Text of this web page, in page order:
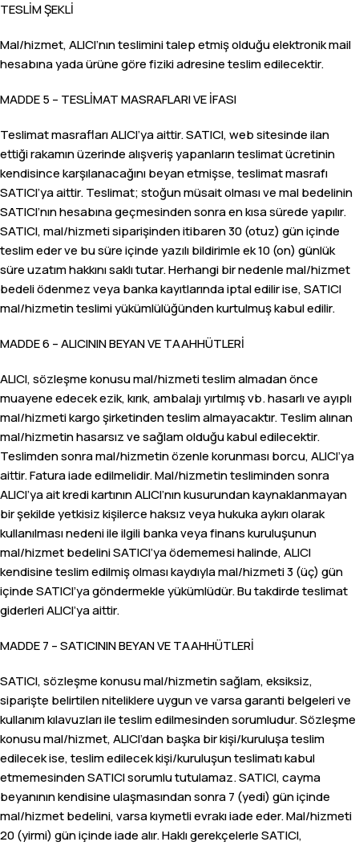
TESLİM ŞEKLİ
Mal/hizmet, ALICI’nın teslimini talep etmiş olduğu elektronik mail
hesabına yada ürüne göre fiziki adresine teslim edilecektir.
MADDE 5 – TESLİMAT MASRAFLARI VE İFASI
Teslimat masrafları ALICI’ya aittir. SATICI, web sitesinde ilan
ettiği rakamın üzerinde alışveriş yapanların teslimat ücretinin
kendisince karşılanacağını beyan etmişse, teslimat masrafı
SATICI’ya aittir. Teslimat; stoğun müsait olması ve mal bedelinin
SATICI’nın hesabına geçmesinden sonra en kısa sürede yapılır.
SATICI, mal/hizmeti siparişinden itibaren 30 (otuz) gün içinde
teslim eder ve bu süre içinde yazılı bildirimle ek 10 (on) günlük
süre uzatım hakkını saklı tutar. Herhangi bir nedenle mal/hizmet
bedeli ödenmez veya banka kayıtlarında iptal edilir ise, SATICI
mal/hizmetin teslimi yükümlülüğünden kurtulmuş kabul edilir.
MADDE 6 – ALICININ BEYAN VE TAAHHÜTLERİ
ALICI, sözleşme konusu mal/hizmeti teslim almadan önce
muayene edecek ezik, kırık, ambalajı yırtılmış vb. hasarlı ve ayıplı
mal/hizmeti kargo şirketinden teslim almayacaktır. Teslim alınan
mal/hizmetin hasarsız ve sağlam olduğu kabul edilecektir.
Teslimden sonra mal/hizmetin özenle korunması borcu, ALICI’ya
aittir. Fatura iade edilmelidir. Mal/hizmetin tesliminden sonra
ALICI’ya ait kredi kartının ALICI’nın kusurundan kaynaklanmayan
bir şekilde yetkisiz kişilerce haksız veya hukuka aykırı olarak
kullanılması nedeni ile ilgili banka veya finans kuruluşunun
mal/hizmet bedelini SATICI’ya ödememesi halinde, ALICI
kendisine teslim edilmiş olması kaydıyla mal/hizmeti 3 (üç) gün
içinde SATICI’ya göndermekle yükümlüdür. Bu takdirde teslimat
giderleri ALICI’ya aittir.
MADDE 7 – SATICININ BEYAN VE TAAHHÜTLERİ
SATICI, sözleşme konusu mal/hizmetin sağlam, eksiksiz,
siparişte belirtilen niteliklere uygun ve varsa garanti belgeleri ve
kullanım kılavuzları ile teslim edilmesinden sorumludur. Sözleşme
konusu mal/hizmet, ALICI’dan başka bir kişi/kuruluşa teslim
edilecek ise, teslim edilecek kişi/kuruluşun teslimatı kabul
etmemesinden SATICI sorumlu tutulamaz. SATICI, cayma
beyanının kendisine ulaşmasından sonra 7 (yedi) gün içinde
mal/hizmet bedelini, varsa kıymetli evrakı iade eder. Mal/hizmeti
20 (yirmi) gün içinde iade alır. Haklı gerekçelerle SATICI,